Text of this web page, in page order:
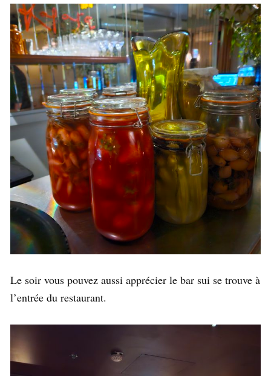
Le soir vous pouvez aussi apprécier le bar sui se trouve à
l’entrée du restaurant.